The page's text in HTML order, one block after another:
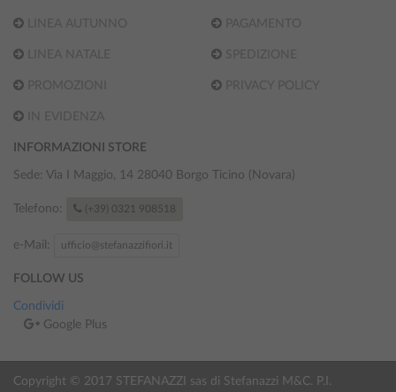
LINEA AUTUNNO
LINEA NATALE
PROMOZIONI
IN EVIDENZA
PAGAMENTO
SPEDIZIONE
PRIVACY POLICY
INFORMAZIONI STORE
Sede: Via I Maggio, 14 28040 Borgo Ticino (Novara)
Telefono: (+39) 0321 908518
e-Mail: ufficio@stefanazzifiori.it
FOLLOW US
Condividi
Google Plus
Copyright © 2017 STEFANAZZI sas di Stefanazzi M&C. P.I.